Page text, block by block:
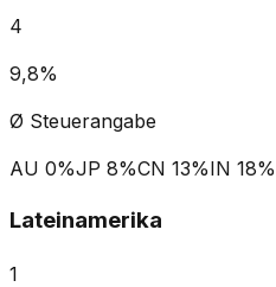
4
9,8%
Ø Steuerangabe
AU 0%JP 8%CN 13%IN 18%
Lateinamerika
1